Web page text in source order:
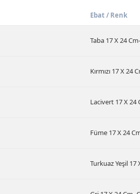
Ebat / Renk
Taba 17 X 24
Kırmızı 17 X 24
Lacivert 17 X 24
Füme 17 X 24
Turkuaz Yeşil 17